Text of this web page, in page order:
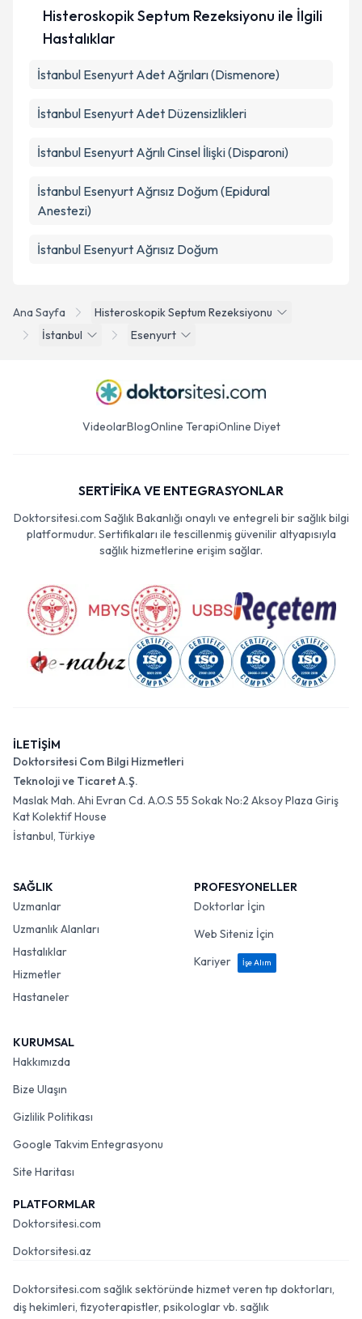
Ana Sayfa
Histeroskopik Septum Rezeksiyonu
İstanbul
Esenyurt
Histeroskopik Septum Rezeksiyonu ile İlgili
Hastalıklar
İstanbul Esenyurt Adet Ağrıları (Dismenore)
İstanbul Esenyurt Adet Düzensizlikleri
İstanbul Esenyurt Ağrılı Cinsel İlişki (Disparoni)
İstanbul Esenyurt Ağrısız Doğum (Epidural
Anestezi)
İstanbul Esenyurt Ağrısız Doğum
VideolarBlogOnline TerapiOnline Diyet
SERTİFİKA VE ENTEGRASYONLAR
Doktorsitesi.com Sağlık Bakanlığı onaylı ve entegreli bir sağlık bilgi
platformudur. Sertifikaları ile tescillenmiş güvenilir altyapısıyla
sağlık hizmetlerine erişim sağlar.
İLETİŞİM
Doktorsitesi Com Bilgi Hizmetleri
Teknoloji ve Ticaret A.Ş.
Maslak Mah. Ahi Evran Cd. A.O.S 55 Sokak No:2 Aksoy Plaza Giriş
Kat Kolektif House
İstanbul, Türkiye
SAĞLIK
Uzmanlar
Uzmanlık Alanları
Hastalıklar
Hizmetler
Hastaneler
PROFESYONELLER
Doktorlar İçin
Web Siteniz İçin
Kariyer
İşe Alım
KURUMSAL
Hakkımızda
Bize Ulaşın
Gizlilik Politikası
Google Takvim Entegrasyonu
Site Haritası
PLATFORMLAR
Doktorsitesi.com
Doktorsitesi.az
Doktorsitesi.com sağlık sektöründe hizmet veren tıp doktorları,
diş hekimleri, fizyoterapistler, psikologlar vb. sağlık